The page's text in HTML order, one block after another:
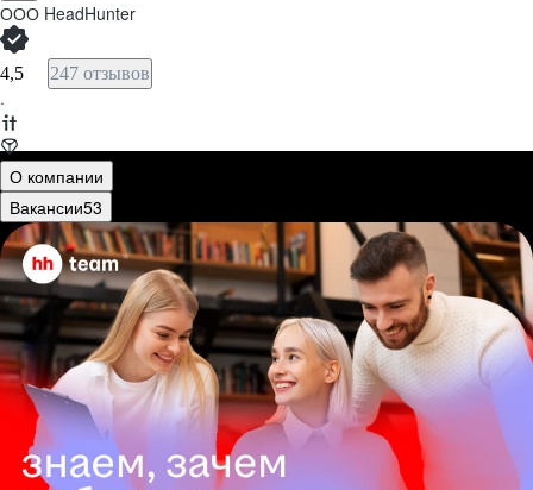
ООО HeadHunter
4,5 247 отзывов
·
О компании
Вакансии53